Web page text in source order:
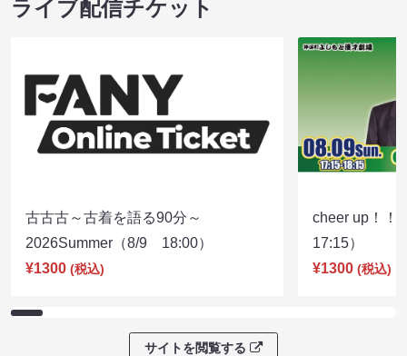
ライブ配信チケット
古古古～古着を語る90分～
2026Summer（8/9 18:00）
¥1300 (税込)
cheer up！
17:15）
¥1300 (税込)
サイトを閲覧する